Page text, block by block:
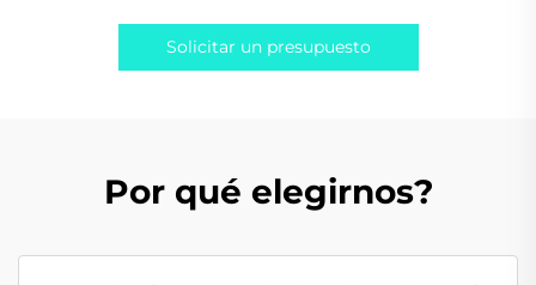
Solicitar un presupuesto
Por qué elegirnos?